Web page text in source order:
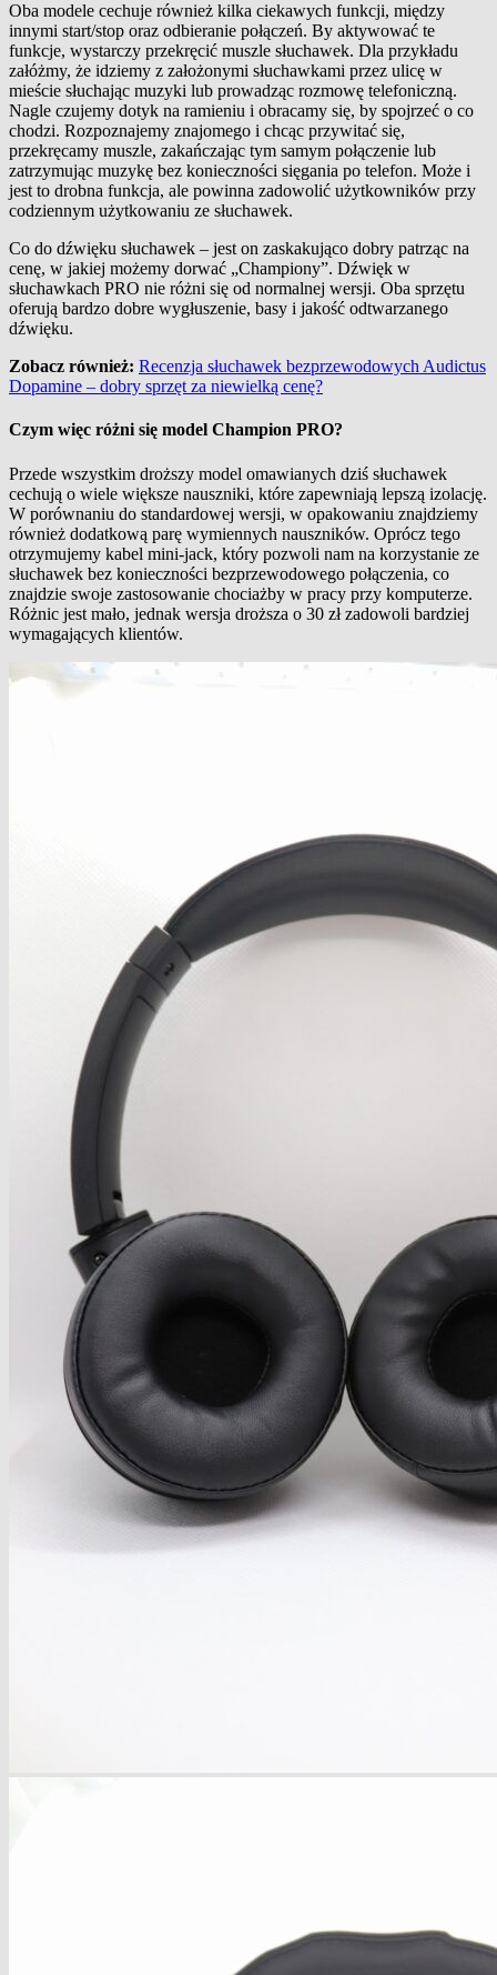
Oba modele cechuje również kilka ciekawych funkcji, między
innymi start/stop oraz odbieranie połączeń. By aktywować te
funkcje, wystarczy przekręcić muszle słuchawek. Dla przykładu
załóżmy, że idziemy z założonymi słuchawkami przez ulicę w
mieście słuchając muzyki lub prowadząc rozmowę telefoniczną.
Nagle czujemy dotyk na ramieniu i obracamy się, by spojrzeć o co
chodzi. Rozpoznajemy znajomego i chcąc przywitać się,
przekręcamy muszle, zakańczając tym samym połączenie lub
zatrzymując muzykę bez konieczności sięgania po telefon. Może i
jest to drobna funkcja, ale powinna zadowolić użytkowników przy
codziennym użytkowaniu ze słuchawek.
Co do dźwięku słuchawek – jest on zaskakująco dobry patrząc na
cenę, w jakiej możemy dorwać „Championy”. Dźwięk w
słuchawkach PRO nie różni się od normalnej wersji. Oba sprzętu
oferują bardzo dobre wygłuszenie, basy i jakość odtwarzanego
dźwięku.
Zobacz również: Recenzja słuchawek bezprzewodowych Audictus
Dopamine – dobry sprzęt za niewielką cenę?
Czym więc różni się model Champion PRO?
Przede wszystkim droższy model omawianych dziś słuchawek
cechują o wiele większe nauszniki, które zapewniają lepszą izolację.
W porównaniu do standardowej wersji, w opakowaniu znajdziemy
również dodatkową parę wymiennych nauszników. Oprócz tego
otrzymujemy kabel mini-jack, który pozwoli nam na korzystanie ze
słuchawek bez konieczności bezprzewodowego połączenia, co
znajdzie swoje zastosowanie chociażby w pracy przy komputerze.
Różnic jest mało, jednak wersja droższa o 30 zł zadowoli bardziej
wymagających klientów.